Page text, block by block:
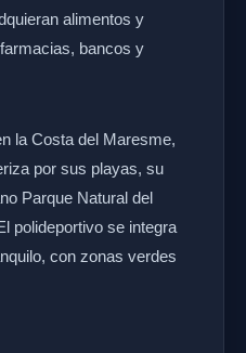
alimentos y
bancos y
la Costa del Maresme,
por sus playas, su
Parque Natural del
polideportivo se integra
con zonas verdes